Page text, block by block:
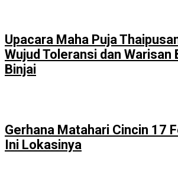
Upacara Maha Puja
Wujud Toleransi dan Warisan
Binjai
Gerhana Matahari Cincin 17
Ini Lokasinya